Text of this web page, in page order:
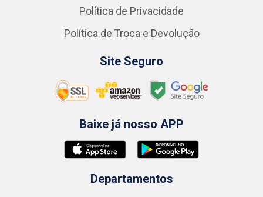
Política de Privacidade
Política de Troca e Devolução
Site Seguro
Baixe já nosso APP
Departamentos